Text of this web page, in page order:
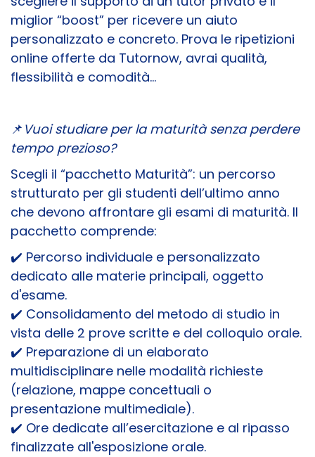
miglior “boost” per ricevere un aiuto
personalizzato e concreto. Prova le ripetizioni
online offerte da Tutornow, avrai qualità,
flessibilità e comodità…
📌 Vuoi studiare per la maturità senza perdere
tempo prezioso?
Scegli il “pacchetto Maturità”: un percorso
strutturato per gli studenti dell’ultimo anno
che devono affrontare gli esami di maturità. Il
pacchetto comprende:
✔️ Percorso individuale e personalizzato
dedicato alle materie principali, oggetto
d'esame.
✔️ Consolidamento del metodo di studio in
vista delle 2 prove scritte e del colloquio orale.
✔️ Preparazione di un elaborato
multidisciplinare nelle modalità richieste
(relazione, mappe concettuali o
presentazione multimediale).
✔️ Ore dedicate all’esercitazione e al ripasso
finalizzate all'esposizione orale.